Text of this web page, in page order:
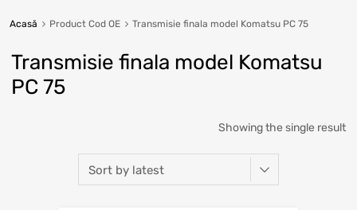
Acasă Product Cod OE Transmisie finala model Komatsu PC 75
Transmisie finala model Komatsu
PC 75
Showing the single result